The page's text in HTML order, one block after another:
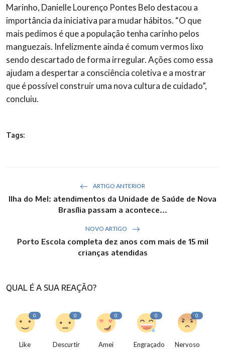
Marinho, Danielle Lourenço Pontes Belo destacou a
importância da iniciativa para mudar hábitos. “O que
mais pedimos é que a população tenha carinho pelos
manguezais. Infelizmente ainda é comum vermos lixo
sendo descartado de forma irregular. Ações como essa
ajudam a despertar a consciência coletiva e a mostrar
que é possível construir uma nova cultura de cuidado”,
concluiu.
Tags:
ARTIGO ANTERIOR
Ilha do Mel: atendimentos da Unidade de Saúde de Nova
Brasília passam a acontece...
NOVO ARTIGO
Porto Escola completa dez anos com mais de 15 mil
crianças atendidas
QUAL É A SUA REAÇÃO?
0
Like
0
Descurtir
0
Amei
0
Engraçado
0
Nervoso